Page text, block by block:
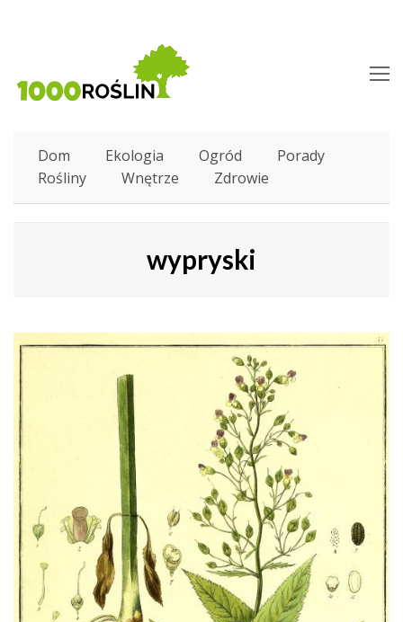
Dom Ekologia Ogród
Porady
Rośliny
Wnętrze Zdrowie
wypryski